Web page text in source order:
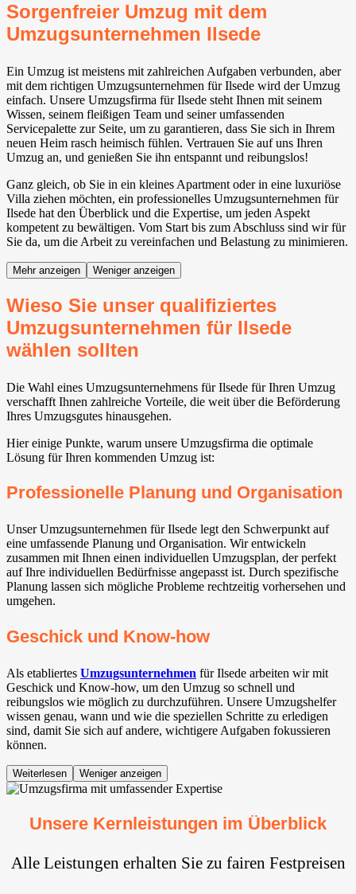
Sorgenfreier Umzug mit dem
Umzugsunternehmen Ilsede⁠
Ein Umzug ist meistens mit zahlreichen Aufgaben verbunden, aber
mit dem richtigen Umzugsunternehmen für Ilsede⁠ wird der Umzug
einfach. Unsere Umzugsfirma für Ilsede⁠ steht Ihnen mit seinem
Wissen, seinem fleißigen Team und seiner umfassenden
Servicepalette zur Seite, um zu garantieren, dass Sie sich in Ihrem
neuen Heim rasch heimisch fühlen. Vertrauen Sie auf uns Ihren
Umzug an, und genießen Sie ihn entspannt und reibungslos!
Ganz gleich, ob Sie in ein kleines Apartment oder in eine luxuriöse
Villa ziehen möchten, ein professionelles Umzugsunternehmen für
Ilsede⁠ hat den Überblick und die Expertise, um jeden Aspekt
kompetent zu bewältigen. Vom Start bis zum Abschluss sind wir für
Sie da, um die Arbeit zu vereinfachen und Belastung zu minimieren.
Mehr anzeigen Weniger anzeigen
Wieso Sie unser qualifiziertes
Umzugsunternehmen für Ilsede⁠
wählen sollten
Die Wahl eines Umzugsunternehmens für Ilsede⁠ für Ihren Umzug
verschafft Ihnen zahlreiche Vorteile, die weit über die Beförderung
Ihres Umzugsgutes hinausgehen.
Hier einige Punkte, warum unsere Umzugsfirma die optimale
Lösung für Ihren kommenden Umzug ist:
Professionelle Planung und Organisation
Unser Umzugsunternehmen für Ilsede⁠ legt den Schwerpunkt auf
eine umfassende Planung und Organisation. Wir entwickeln
zusammen mit Ihnen einen individuellen Umzugsplan, der perfekt
auf Ihre individuellen Bedürfnisse angepasst ist. Durch spezifische
Planung lassen sich mögliche Probleme rechtzeitig vorhersehen und
umgehen.
Geschick und Know-how
Als etabliertes Umzugsunternehmen für Ilsede⁠ arbeiten wir mit
Geschick und Know-how, um den Umzug so schnell und
reibungslos wie möglich zu durchzuführen. Unsere Umzugshelfer
wissen genau, wann und wie die speziellen Schritte zu erledigen
sind, damit Sie sich auf andere, wichtigere Aufgaben fokussieren
können.
Weiterlesen Weniger anzeigen
Unsere Kernleistungen im Überblick
Alle Leistungen erhalten Sie zu fairen Festpreisen